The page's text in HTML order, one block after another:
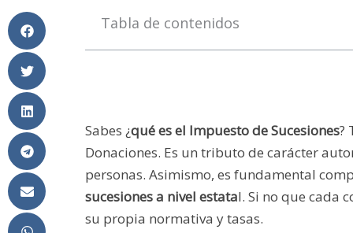
Tabla de contenidos
Sabes ¿qué es el Impuesto de Sucesiones?
Donaciones. Es un tributo de carácter
personas. Asimismo, es fundamental
sucesiones a nivel estatal. Si no que cada
su propia normativa y tasas.